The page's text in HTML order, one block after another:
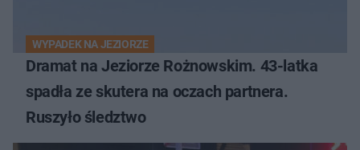
WYPADEK NA JEZIORZE
Dramat na Jeziorze Rożnowskim. 43-latka
spadła ze skutera na oczach partnera.
Ruszyło śledztwo